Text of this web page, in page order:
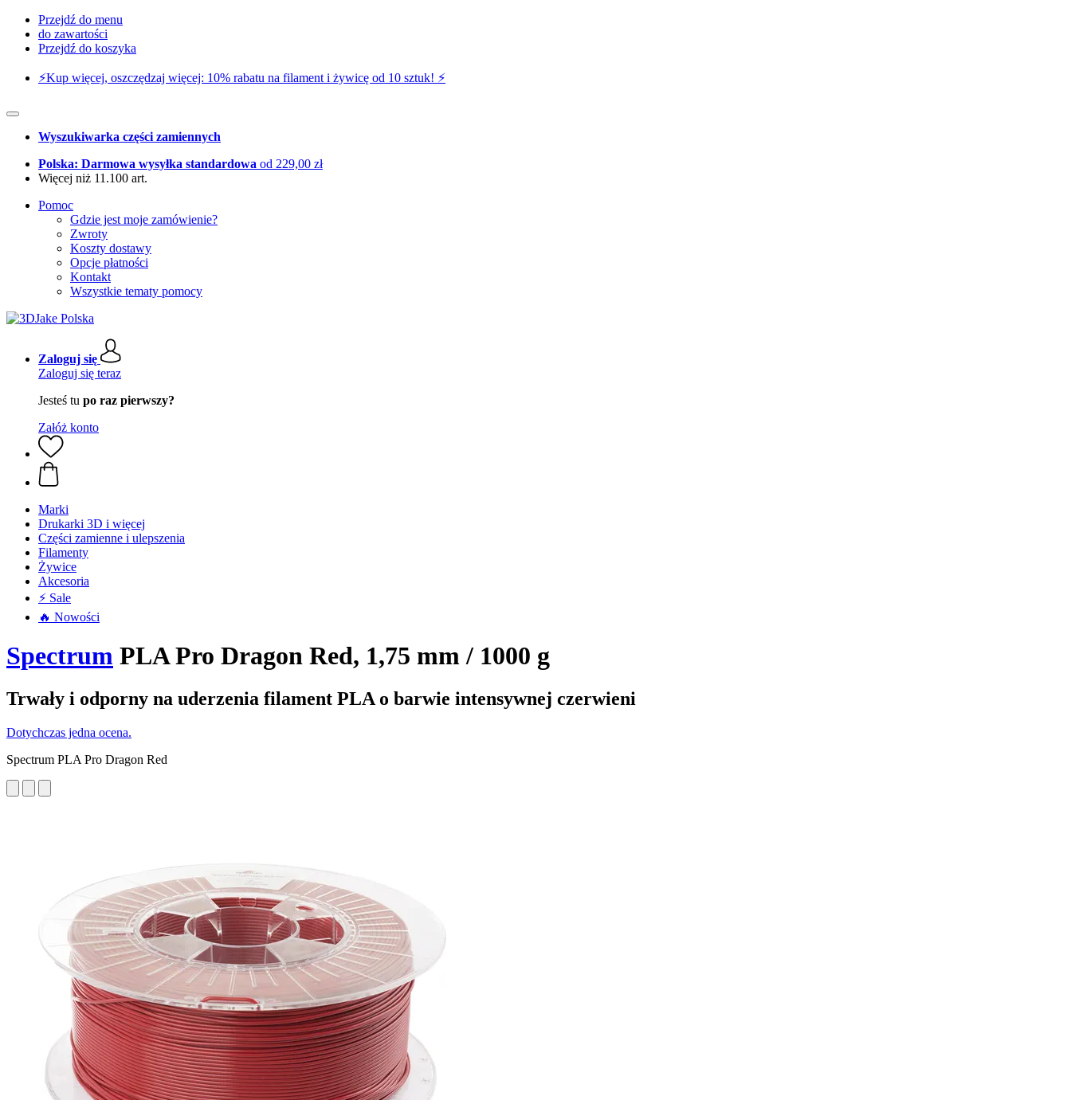
Przejdź do menu
do zawartości
Przejdź do koszyka
⚡️Kup więcej, oszczędzaj więcej: 10% rabatu na filament i żywicę od 10 sztuk! ⚡️
Wyszukiwarka części zamiennych
Polska: Darmowa wysyłka standardowa od 229,00 zł
Więcej niż 11.100 art.
Pomoc
Gdzie jest moje zamówienie?
Zwroty
Koszty dostawy
Opcje płatności
Kontakt
Wszystkie tematy pomocy
Zaloguj się
Zaloguj się teraz
Jesteś tu po raz pierwszy?
Załóż konto
Marki
Drukarki 3D i więcej
Części zamienne i ulepszenia
Filamenty
Żywice
Akcesoria
⚡ Sale
🔥 Nowości
Spectrum PLA Pro Dragon Red, 1,75 mm / 1000 g
Trwały i odporny na uderzenia filament PLA o barwie intensywnej czerwieni
Dotychczas jedna ocena.
Spectrum PLA Pro Dragon Red